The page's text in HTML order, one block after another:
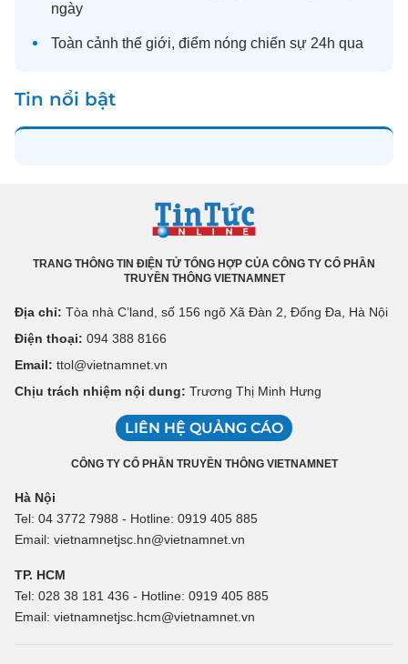
ngày
Toàn cảnh thế giới, điểm nóng chiến sự 24h qua
Tin nổi bật
TRANG THÔNG TIN ĐIỆN TỬ TỔNG HỢP CỦA CÔNG TY CỔ PHẦN
TRUYỀN THÔNG VIETNAMNET
Địa chỉ: Tòa nhà C’land, số 156 ngõ Xã Đàn 2, Đống Đa, Hà Nội
Điện thoại: 094 388 8166
Email: ttol@vietnamnet.vn
Chịu trách nhiệm nội dung: Trương Thị Minh Hưng
LIÊN HỆ QUẢNG CÁO
CÔNG TY CỔ PHẦN TRUYỀN THÔNG VIETNAMNET
Hà Nội
Tel: 04 3772 7988 - Hotline: 0919 405 885
Email: vietnamnetjsc.hn@vietnamnet.vn
TP. HCM
Tel: 028 38 181 436 - Hotline: 0919 405 885
Email: vietnamnetjsc.hcm@vietnamnet.vn